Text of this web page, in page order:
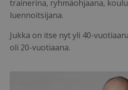
trainerina, ryhmäohjaana,
luennoitsijana.
Jukka on itse nyt yli 40-
oli 20-vuotiaana.